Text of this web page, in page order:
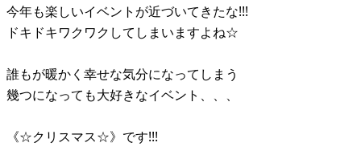
今年も楽しいイベントが近づいてきたな!!!
ドキドキワクワクしてしまいますよね☆
誰もが暖かく幸せな気分になってしまう
幾つになっても大好きなイベント、、、
《☆クリスマス☆》です!!!